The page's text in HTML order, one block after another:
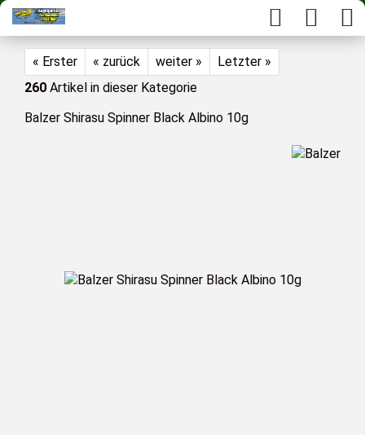
« Erster « zurück weiter »
Letzter »
260 Artikel in dieser Kategorie
Balzer Shirasu Spinner Black Albino 10g